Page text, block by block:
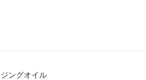
ングオイル